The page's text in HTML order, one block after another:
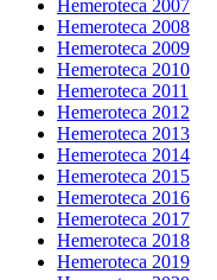
Hemeroteca 2007
Hemeroteca 2008
Hemeroteca 2009
Hemeroteca 2010
Hemeroteca 2011
Hemeroteca 2012
Hemeroteca 2013
Hemeroteca 2014
Hemeroteca 2015
Hemeroteca 2016
Hemeroteca 2017
Hemeroteca 2018
Hemeroteca 2019